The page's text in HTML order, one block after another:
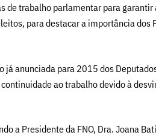
de trabalho parlamentar para
para destacar a importância dos
já anunciada para 2015 dos
ao trabalho devido à
a Presidente da FNO, Dra. Joana